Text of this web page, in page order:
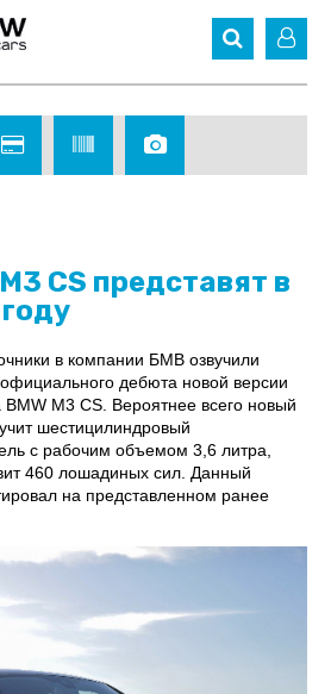
CS представят в
в компании БМВ озвучили
дебюта новой версии
M3 CS. Вероятнее всего новый
шестицилиндровый
с рабочим объемом 3,6 литра,
460 лошадиных сил. Данный
на представленном ранее